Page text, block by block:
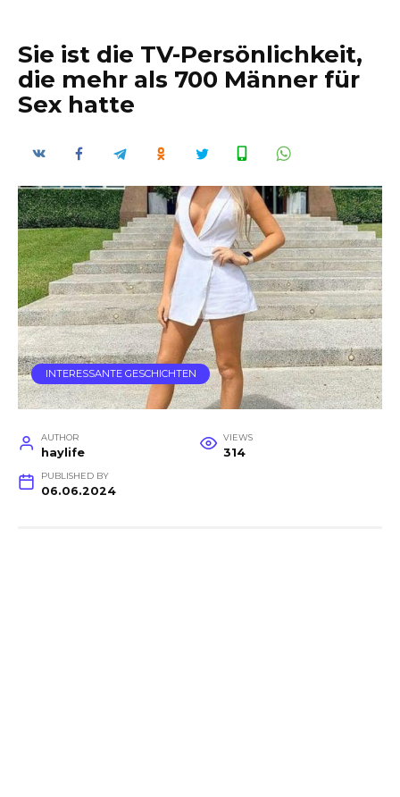
Sie ist die TV-Persönlichkeit,
die mehr als 700 Männer für
Seх hatte
INTERESSANTE GESCHICHTEN
AUTHOR
haylife
VIEWS
314
PUBLISHED BY
06.06.2024